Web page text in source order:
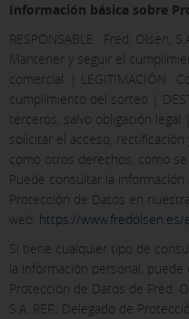
Información básica sobre
RESPONSABLE · Fred. Olsen,
Mantener y seguir el
comercial. | LEGITIMACIÓN ·
cumplimiento del sorteo |
terceros, salvo obligación legal
solicitar el acceso,
como otros derechos, como
Puede consultar la
Protección de Datos en
web: https://www.fredolsen.es/
Si tiene cualquier tipo de
la información personal,
Protección de Datos de Fred.
S.A. REF.: Delegado de